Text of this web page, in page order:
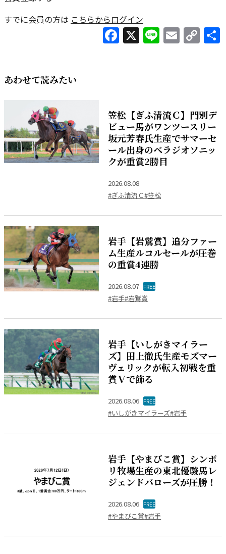
すでに会員の方は こちらからログイン
Facebook
X LineEmail
あわせて読みたい
笠松【ぎふ清流Ｃ】門別デ
ビュー馬がワンツースリー
坂元芳春氏生産でサマーセ
ール出身のベラジオソニッ
クが重賞2勝目
2026.08.08
#ぎふ清流Ｃ#笠松
岩手【岩鷲賞】追分ファー
ム生産ルコルセールが圧巻
の重賞4連勝
2026.08.07 FREE
#岩手#岩鷲賞
岩手【いしがきマイラー
ズ】田上徹氏生産モズマー
ヴェリックが転入初戦を重
賞Ｖで飾る
2026.08.06 FREE
#いしがきマイラーズ#岩手
岩手【やまびこ賞】シンボ
リ牧場生産の東北優駿馬レ
ジェンドバローズが圧勝！
2026.08.06 FREE
#やまびこ賞#岩手